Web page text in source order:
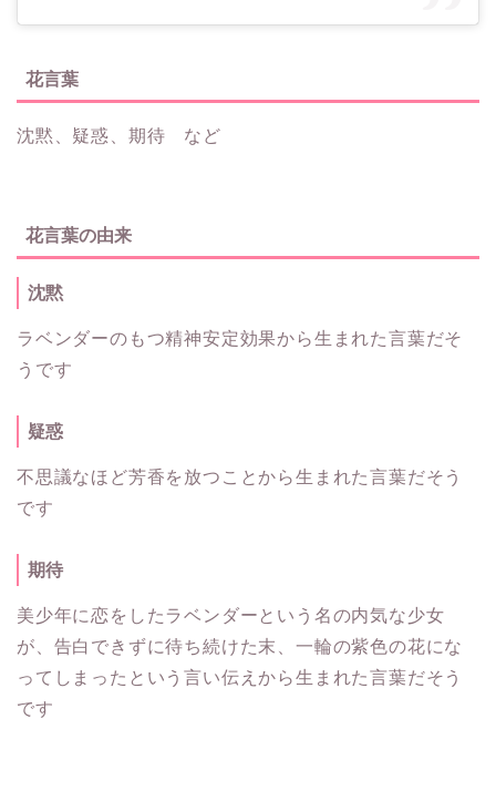
花言葉
沈黙、疑惑、期待 など
花言葉の由来
沈黙
ラベンダーのもつ精神安定効果から生まれた言葉だそ
うです
疑惑
不思議なほど芳香を放つことから生まれた言葉だそう
です
期待
美少年に恋をしたラベンダーという名の内気な少女
が、告白できずに待ち続けた末、一輪の紫色の花にな
ってしまったという言い伝えから生まれた言葉だそう
です